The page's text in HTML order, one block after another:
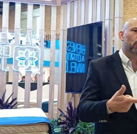
e
b
o
o
k
er
la
entrada